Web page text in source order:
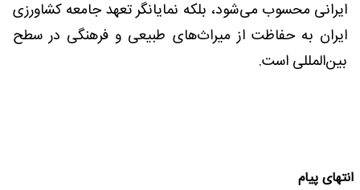
ایرانی محسوب می‌شود، بلکه نمایانگر تعهد جامعه کشاورزی
ایران به حفاظت از میراث‌های طبیعی و فرهنگی در سطح
بین‌المللی است.
انتهای پیام